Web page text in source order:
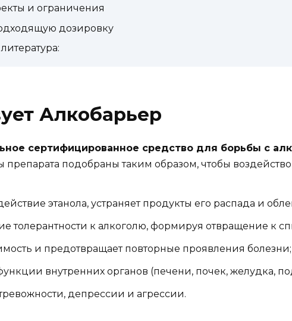
и ограничения
дозировку
Алкобарьер
сертифицированное средство для борьбы с
препарата подобраны таким образом, чтобы
этанола, устраняет продукты его распада и
толерантности к алкоголю, формируя отвращение к
и предотвращает повторные проявления болезни;
внутренних органов (печени, почек, желудка,
депрессии и агрессии.